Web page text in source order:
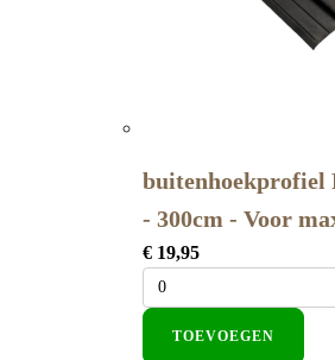
buitenhoekprofiel
- 300cm - Voor
€ 19,95
TOEVOEGEN